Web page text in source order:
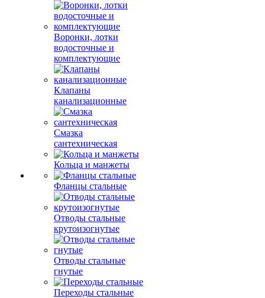
Воронки, лотки
водосточные и
комплектующие
Клапаны
канализационные
Смазка
сантехническая
Кольца и манжеты
Фланцы стальные
Отводы стальные
крутоизогнутые
Отводы стальные
гнутые
Переходы стальные